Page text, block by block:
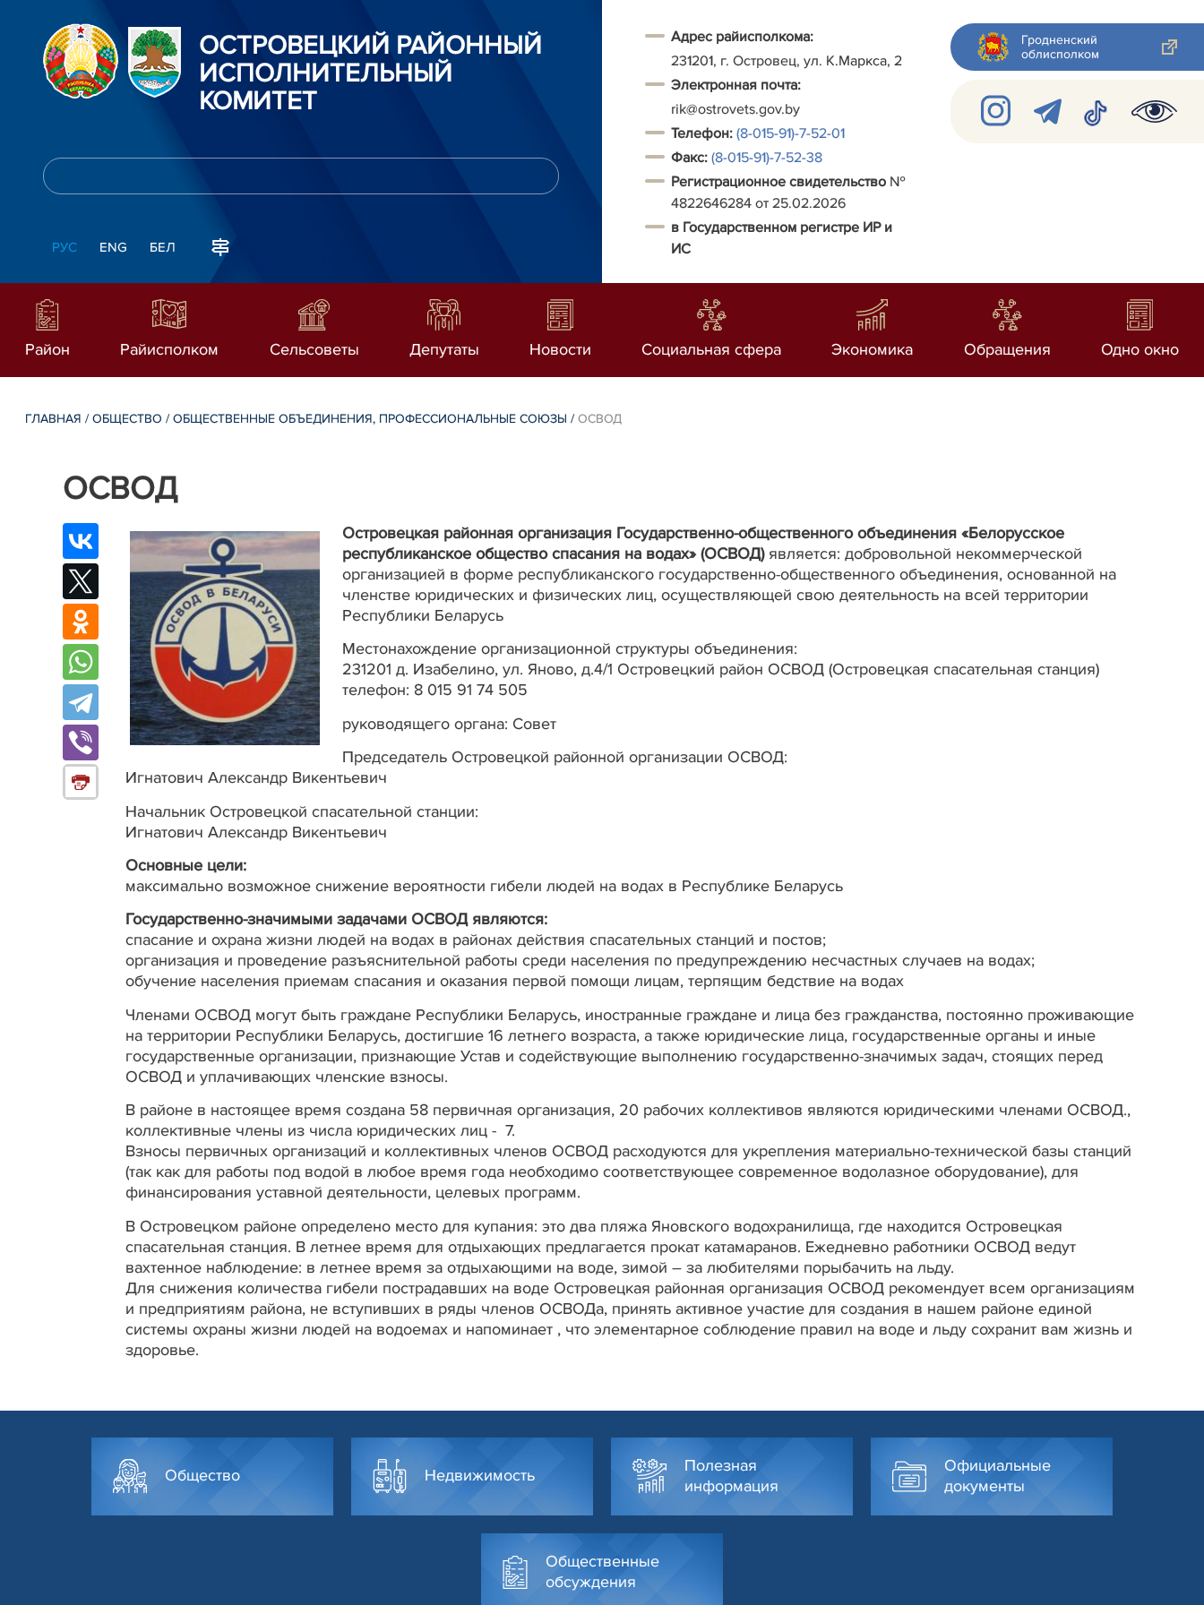
ОСТРОВЕЦКИЙ РАЙОННЫЙ
ИСПОЛНИТЕЛЬНЫЙ
КОМИТЕТ
РУС ENG БЕЛ
Адрес райисполкома:
231201, г. Островец, ул. К.Маркса, 2
Электронная почта:
rik@ostrovets.gov.by
Телефон: (8-015-91)-7-52-01
Факс: (8-015-91)-7-52-38
Регистрационное свидетельство №
4822646284 от 25.02.2026
в Государственном регистре ИР и
ИС
Гродненский
облисполком
Район Райисполком Сельсоветы Депутаты Новости Социальная сфера Экономика Обращения Одно окно
ГЛАВНАЯ /ОБЩЕСТВО /ОБЩЕСТВЕННЫЕ ОБЪЕДИНЕНИЯ, ПРОФЕССИОНАЛЬНЫЕ СОЮЗЫ /ОСВОД
ОСВОД
Островецкая районная организация Государственно-общественного объединения «Белорусское
республиканское общество спасания на водах» (ОСВОД)является: добровольной некоммерческой
организацией в форме республиканского государственно-общественного объединения, основанной на
членстве юридических и физических лиц, осуществляющей свою деятельность на всей территории
Республики Беларусь
Местонахождение организационной структуры объединения:
231201 д. Изабелино, ул. Яново, д.4/1 Островецкий район ОСВОД (Островецкая спасательная станция)
телефон: 8 015 91 74 505
руководящего органа: Совет
Председатель Островецкой районной организации ОСВОД:
Игнатович Александр Викентьевич
Начальник Островецкой спасательной станции:
Игнатович Александр Викентьевич
Основные цели:
максимально возможное снижение вероятности гибели людей на водах в Республике Беларусь
Государственно-значимыми задачами ОСВОД являются:
спасание и охрана жизни людей на водах в районах действия спасательных станций и постов;
организация и проведение разъяснительной работы среди населения по предупреждению несчастных случаев на водах;
обучение населения приемам спасания и оказания первой помощи лицам, терпящим бедствие на водах
Членами ОСВОД могут быть граждане Республики Беларусь, иностранные граждане и лица без гражданства, постоянно проживающие
на территории Республики Беларусь, достигшие 16 летнего возраста, а также юридические лица, государственные органы и иные
государственные организации, признающие Устав и содействующие выполнению государственно-значимых задач, стоящих перед
ОСВОД и уплачивающих членские взносы.
В районе в настоящее время создана 58 первичная организация, 20 рабочих коллективов являются юридическими членами ОСВОД.,
коллективные члены из числа юридических лиц - 7.
Взносы первичных организаций и коллективных членов ОСВОД расходуются для укрепления материально-технической базы станций
(так как для работы под водой в любое время года необходимо соответствующее современное водолазное оборудование), для
финансирования уставной деятельности, целевых программ.
В Островецком районе определено место для купания: это два пляжа Яновского водохранилища, где находится Островецкая
спасательная станция. В летнее время для отдыхающих предлагается прокат катамаранов. Ежедневно работники ОСВОД ведут
вахтенное наблюдение: в летнее время за отдыхающими на воде, зимой – за любителями порыбачить на льду.
Для снижения количества гибели пострадавших на воде Островецкая районная организация ОСВОД рекомендует всем организациям
и предприятиям района, не вступивших в ряды членов ОСВОДа, принять активное участие для создания в нашем районе единой
системы охраны жизни людей на водоемах и напоминает , что элементарное соблюдение правил на воде и льду сохранит вам жизнь и
здоровье.
Общество Недвижимость
Полезная
информация
Официальные
документы
Общественные
обсуждения